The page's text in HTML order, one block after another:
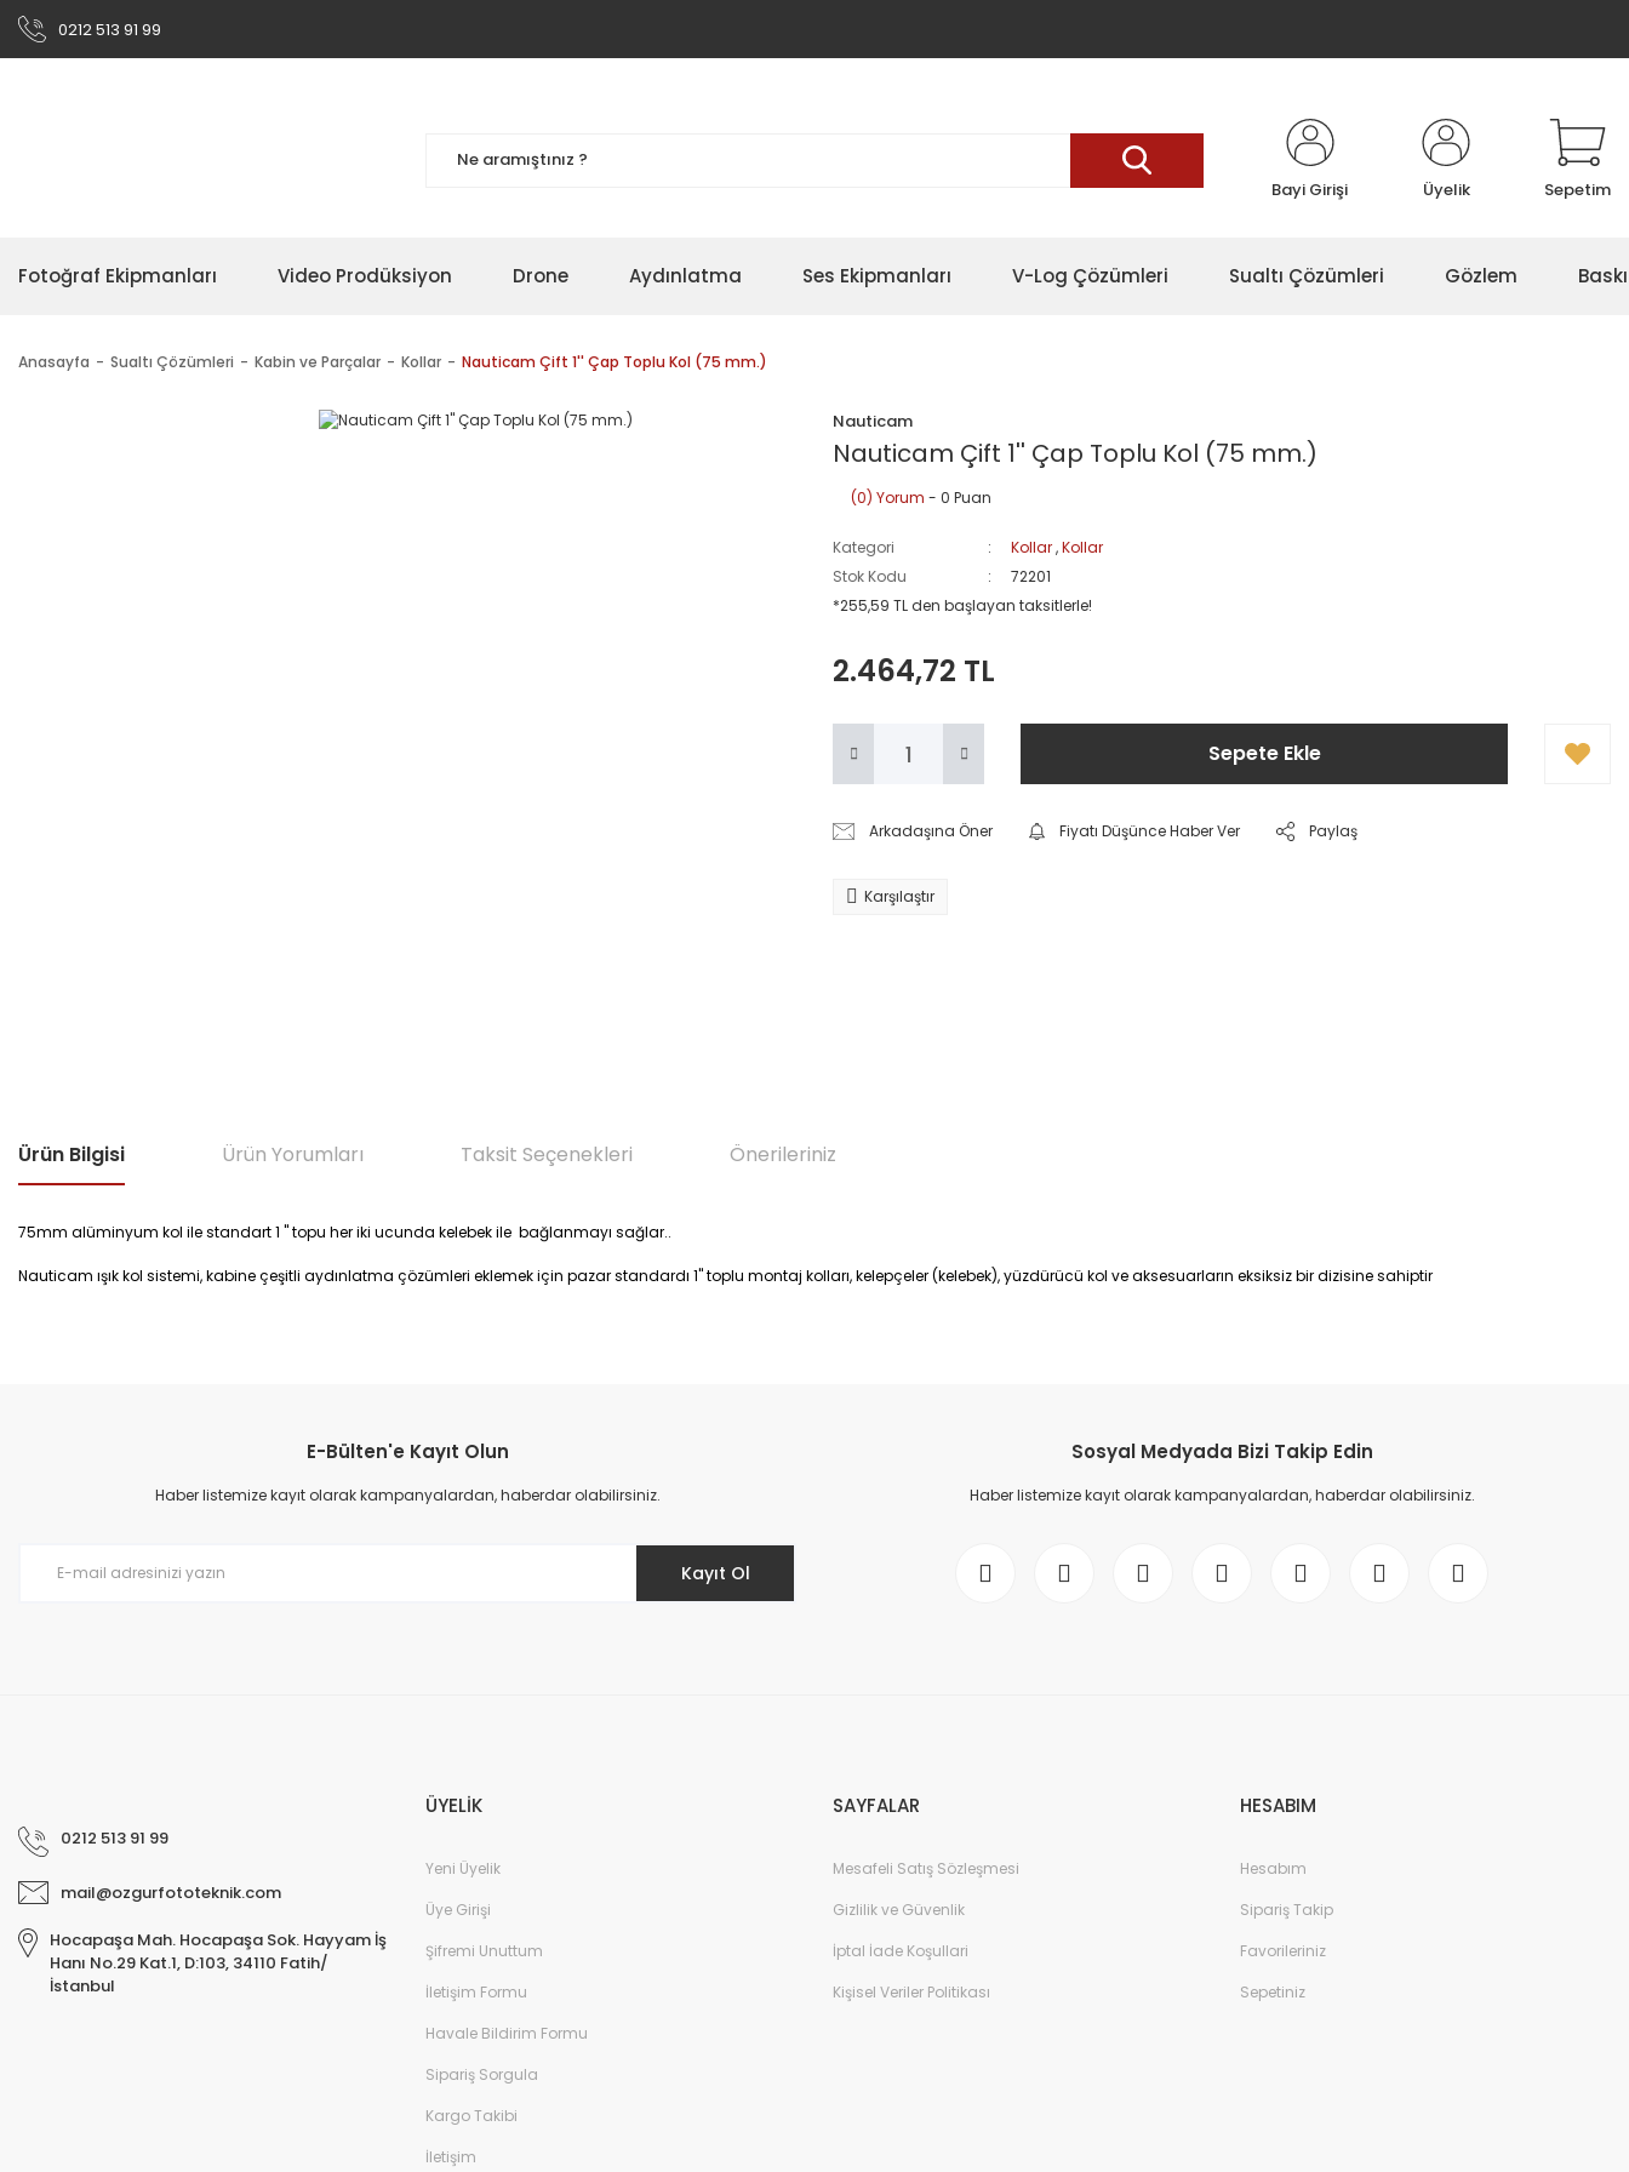
0212 513 91 99
Bayi Girişi Üyelik Sepetim
Fotoğraf Ekipmanları Video Prodüksiyon Drone Aydınlatma Ses Ekipmanları V-Log Çözümleri Sualtı Çözümleri Gözlem
Anasayfa Sualtı Çözümleri Kabin ve Parçalar Kollar Nauticam Çift 1'' Çap Toplu Kol (75 mm.)
Nauticam
Nauticam Çift 1'' Çap Toplu Kol (75 mm.)
(0) Yorum - 0 Puan
Kategori Kollar,Kollar
Stok Kodu
72201
*255,59 TL den başlayan taksitlerle!
2.464,72 TL
Sepete Ekle
Arkadaşına Öner Fiyatı Düşünce Haber Ver Paylaş
Karşılaştır
Ürün Bilgisi Ürün Yorumları Taksit Seçenekleri Önerileriniz
75mm alüminyum kol ile standart 1 " topu her iki ucunda kelebek ile bağlanmayı sağlar..
Nauticam ışık kol sistemi, kabine çeşitli aydınlatma çözümleri eklemek için pazar standardı 1" toplu montaj kolları, kelepçeler (kelebek), yüzdürücü kol ve aksesuarların eksiksiz bir dizisine sahiptir
Ürün resmi kalitesiz, bozuk veya görüntülenemiyor.
Ürün açıklamasında eksik bilgiler bulunuyor.
E-Bülten'e Kayıt Olun
Haber listemize kayıt olarak kampanyalardan, haberdar olabilirsiniz.
Kayıt Ol
Sosyal Medyada Bizi Takip Edin
Haber listemize kayıt olarak kampanyalardan, haberdar olabilirsiniz.
0212 513 91 99
mail@ozgurfototeknik.com
Hocapaşa Mah. Hocapaşa Sok. Hayyam İş
Hanı No.29 Kat.1, D:103, 34110 Fatih/
İstanbul
ÜYELİK
Yeni Üyelik
Üye Girişi
Şifremi Unuttum
İletişim Formu
Havale Bildirim Formu
Sipariş Sorgula
Kargo Takibi
İletişim
SAYFALAR
Mesafeli Satış Sözleşmesi
Gizlilik ve Güvenlik
İptal İade Koşullari
Kişisel Veriler Politikası
HESABIM
Hesabım
Sipariş Takip
Favorileriniz
Sepetiniz